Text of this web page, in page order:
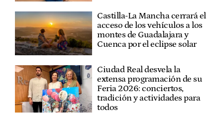
Castilla-La Mancha cerrará el
acceso de los vehículos a los
montes de Guadalajara y
Cuenca por el eclipse solar
Ciudad Real desvela la
extensa programación de su
Feria 2026: conciertos,
tradición y actividades para
todos